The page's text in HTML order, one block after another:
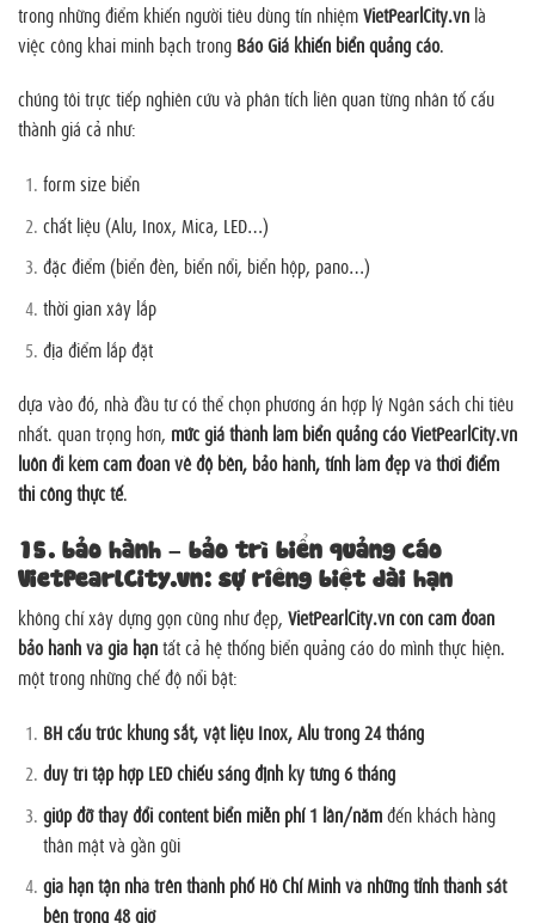
trong những điểm khiến người tiêu dùng tín nhiệmVietPearlCity.vn là
việc công khai minh bạch trong Báo Giá khiến biển quảng cáo.
chúng tôi trực tiếp nghiên cứu và phân tích liên quan từng nhân tố cấu
thành giá cả như:
form size biển
chất liệu (Alu, Inox, Mica, LED…)
đặc điểm (biển đèn, biển nổi, biển hộp, pano…)
thời gian xây lắp
địa điểm lắp đặt
dựa vào đó, nhà đầu tư có thể chọn phương án hợp lý Ngân sách chi tiêu
nhất. quan trọng hơn, mức giá thành làm biển quảng cáo VietPearlCity.vn
luôn đi kèm cam đoan về độ bền, bảo hành, tính làm đẹp và thời điểm
thi công thực tế.
15. bảo hành – bảo trì biển quảng cáo
VietPearlCity.vn: sự riêng biệt dài hạn
không chỉ xây dựng gọn cũng như đẹp, VietPearlCity.vn còn cam đoan
bảo hành và gia hạntất cả hệ thống biển quảng cáo do mình thực hiện.
một trong những chế độ nổi bật:
BH cấu trúc khung sắt, vật liệu Inox, Alu trong 24 tháng
duy trì tập hợp LED chiếu sáng định kỳ từng 6 tháng
giúp đỡ thay đổi content biển miễn phí 1 lần/nămđến khách hàng
thân mật và gần gũi
gia hạn tận nhà trên thành phố Hồ Chí Minh và những tỉnh thành sát
bên trong 48 giờ